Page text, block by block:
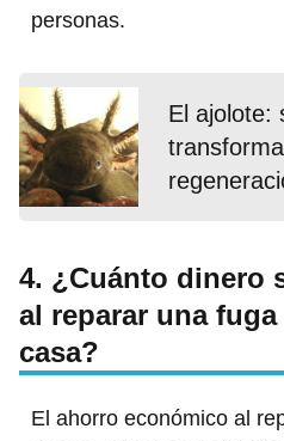
personas.
El ajolote:
4. ¿Cuánto dinero
al reparar una fuga
casa?
El ahorro económico al